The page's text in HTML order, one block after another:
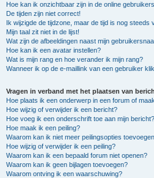
Hoe kan ik onzichtbaar zijn in de online
De tijden zijn niet correct!
Ik wijzigde de tijdzone, maar de tijd is nog steeds
Mijn taal zit niet in de lijst!
Wat zijn de afbeeldingen naast mijn
Hoe kan ik een avatar instellen?
Wat is mijn rang en hoe verander ik mijn rang?
Wanneer ik op de e-maillink van een gebruiker
Vragen in verband met het plaatsen van
Hoe plaats ik een onderwerp in een forum of
Hoe wijzig of verwijder ik een bericht?
Hoe voeg ik een onderschrift toe aan mijn bericht?
Hoe maak ik een peiling?
Waarom kan ik niet meer peilingsopties
Hoe wijzig of verwijder ik een peiling?
Waarom kan ik een bepaald forum niet openen?
Waarom kan ik geen bijlagen toevoegen?
Waarom ontving ik een waarschuwing?